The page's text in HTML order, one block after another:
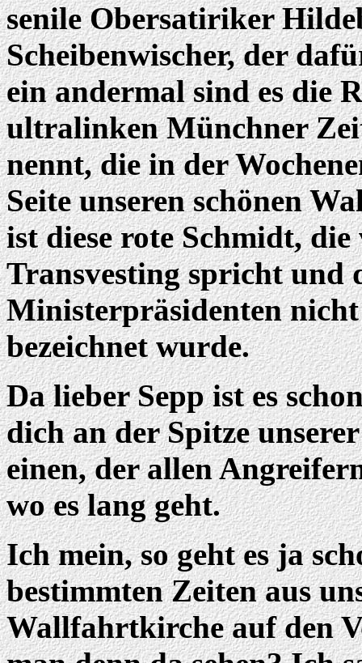
senile Obersatiriker
Scheibenwischer, der
ein andermal sind es die
ultralinken Münchner
nennt, die in der
Seite unseren schönen
ist diese rote Schmidt,
Transvesting spricht und
Ministerpräsidenten
bezeichnet wurde.
Da lieber Sepp ist es
dich an der Spitze
einen, der allen
wo es lang geht.
Ich mein, so geht es ja
bestimmten Zeiten aus
Wallfahrtkirche auf den